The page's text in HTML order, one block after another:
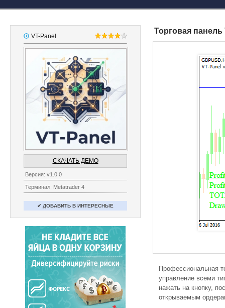
VT-Panel
СКАЧАТЬ ДЕМО
Версия: v1.0.0
Терминал: Metatrader 4
Торговая панель
Профессиональная
управление всеми
нажать на кнопку,
открываемым